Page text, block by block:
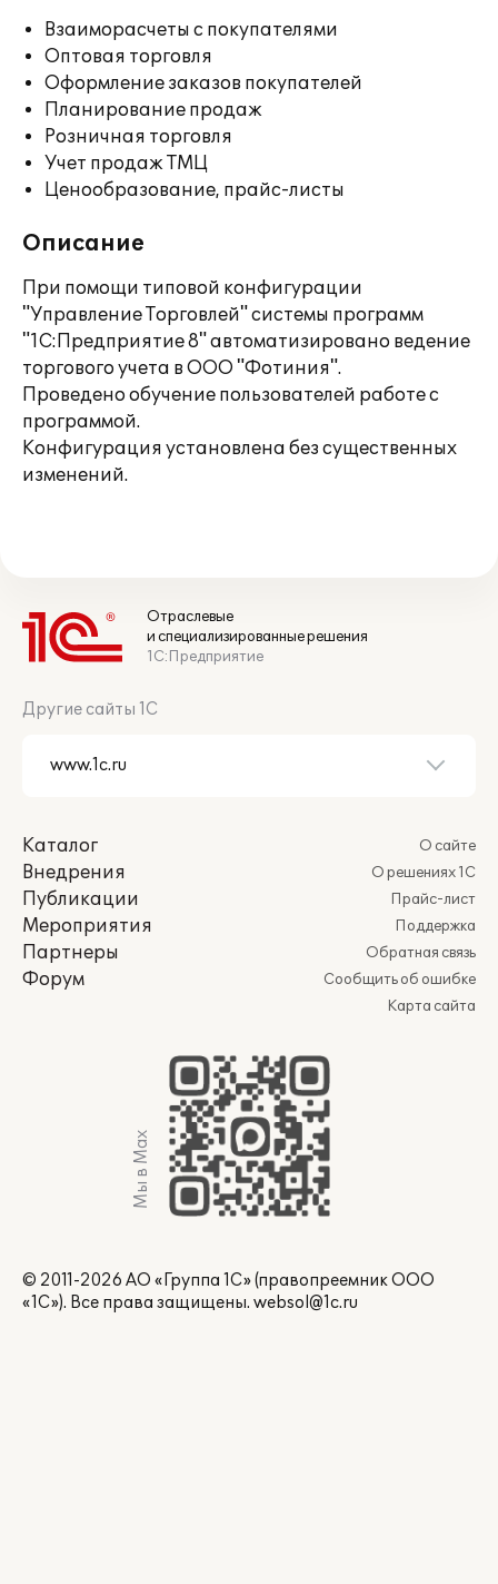
Взаиморасчеты с покупателями
Оптовая торговля
Оформление заказов покупателей
Планирование продаж
Розничная торговля
Учет продаж ТМЦ
Ценообразование, прайс-листы
Описание
При помощи типовой конфигурации
"Управление Торговлей" системы программ
"1С:Предприятие 8" автоматизировано ведение
торгового учета в ООО "Фотиния".
Проведено обучение пользователей работе с
программой.
Конфигурация установлена без существенных
изменений.
Отраслевые
и специализированные решения
1С:Предприятие
Другие сайты 1С
Каталог
Внедрения
Публикации
Мероприятия
Партнеры
Форум
О сайте
О решениях 1С
Прайс-лист
Поддержка
Обратная связь
Сообщить об ошибке
Карта сайта
Мы в Max
© 2011-2026 АО «Группа 1С» (правопреемник ООО
«1С»). Все права защищены. websol@1c.ru